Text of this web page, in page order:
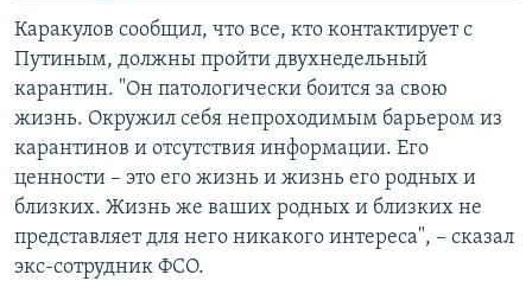
Каракулов сообщил, что все, кто контактирует с
Путиным, должны пройти двухнедельный
карантин. "Он патологически боится за свою
жизнь. Окружил себя непроходимым барьером из
карантинов и отсутствия информации. Его
ценности – это его жизнь и жизнь его родных и
близких. Жизнь же ваших родных и близких не
представляет для него никакого интереса", – сказал
экс-сотрудник ФСО.